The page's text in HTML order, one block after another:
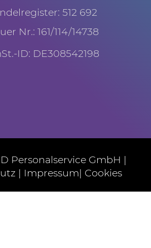
512 692
Nr.: 161/114/14738
ID: DE308542198
Personalservice GmbH |
| Impressum| Cookies